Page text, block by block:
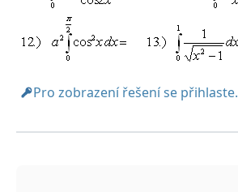
Pro zobrazení řešení se přihlaste.